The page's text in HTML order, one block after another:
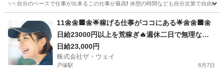
✨✨自分のペースで仕事が出来るこの仕事が最高❗️ 休憩の時間なども自分次第で自由
横浜駅 ドライバー ネットスーパー
11🌼🌼🟩🌼🌟稼げる仕事がココにある🌟🌼🌼🟩🌼
日給23000円以上を荒稼ぎ🔥週休二日で無理なく
安定的に👍👍👍
日給23,000円
株式会社ザ・ウェイ
戸塚駅 8月7日